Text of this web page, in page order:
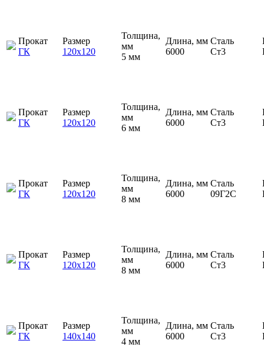
Прокат
ГК
Размер
120х120
Толщина,
мм
5 мм
Длина, мм
6000
Сталь
Ст3
Прокат
ГК
Размер
120х120
Толщина,
мм
6 мм
Длина, мм
6000
Сталь
Ст3
Прокат
ГК
Размер
120х120
Толщина,
мм
8 мм
Длина, мм
6000
Сталь
09Г2С
Прокат
ГК
Размер
120х120
Толщина,
мм
8 мм
Длина, мм
6000
Сталь
Ст3
Прокат
ГК
Размер
140х140
Толщина,
мм
4 мм
Длина, мм
6000
Сталь
Ст3